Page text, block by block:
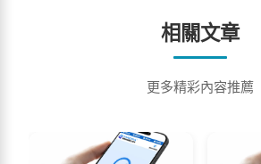
相關文章
更多精彩內容推薦